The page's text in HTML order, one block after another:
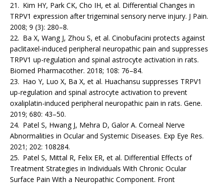
21. Kim HY, Park CK, Cho IH, et al. Differential Changes in
TRPV1 expression after trigeminal sensory nerve injury. J Pain.
2008; 9 (3): 280–8.
22. Ba X, Wang J, Zhou S, et al. Cinobufacini protects against
paclitaxel-induced peripheral neuropathic pain and suppresses
TRPV1 up-regulation and spinal astrocyte activation in rats.
Biomed Pharmacother. 2018; 108: 76–84.
23. Hao Y, Luo X, Ba X, et al. Huachansu suppres­ses TRPV1
up-regulation and spinal astrocyte activation to prevent
oxaliplatin-induced peripheral neuropathic pain in rats. Gene.
2019; 680: 43–50.
24. Patel S, Hwang J, Mehra D, Galor A. Corneal Nerve
Abnormalities in Ocular and Systemic Diseases. Exp Eye Res.
2021; 202: 108284.
25. Patel S, Mittal R, Felix ER, et al. Differential Effects of
Treatment Strategies in Individuals With Chronic Ocular
Surface Pain With a Neuropathic Component. Front